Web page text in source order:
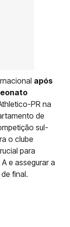
após
PR na
de
sul-
o clube
para
e assegurar a
final.